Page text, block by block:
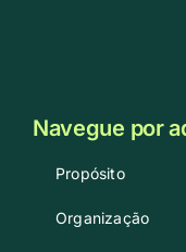
Navegue por
Propósito
Organização